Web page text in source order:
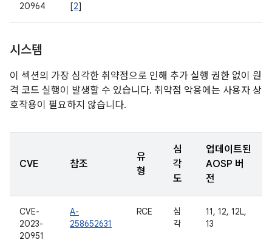
20964
[2]
시스템
이 섹션의 가장 심각한 취약점으로 인해 추가 실행 권한 없이 원
격 코드 실행이 발생할 수 있습니다. 취약점 악용에는 사용자 상
호작용이 필요하지 않습니다.
CVE 참조
유
형
심
각
도
업데이트된
AOSP 버
전
CVE-
2023-
20951
A-
258652631
RCE
심
각
11, 12, 12L,
13